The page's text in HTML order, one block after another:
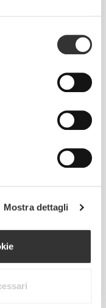
Mostra dettagli
È IL
Senza etichette